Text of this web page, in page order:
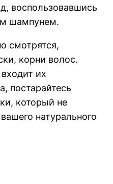
воспользовавшись
шампунем.
смотрятся,
корни волос.
их
постарайтесь
который не
натурального